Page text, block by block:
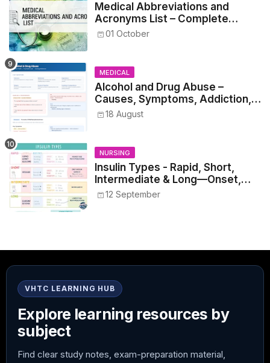
Medical Abbreviations and
Acronyms List – Complete
Healthcare Reference
01 October
MEDICAL
Alcohol and Drug Abuse –
Causes, Symptoms, Addiction,
Withdrawal, and Treatment
18 August
NURSING
Insulin Types - Rapid, Short,
Intermediate & Long—Onset,
Peak, Duration, Mixing, and Safe
12 September
VHTC LEARNING HUB
Explore learning resources by
subject
Find clear study notes, exam-preparation material,